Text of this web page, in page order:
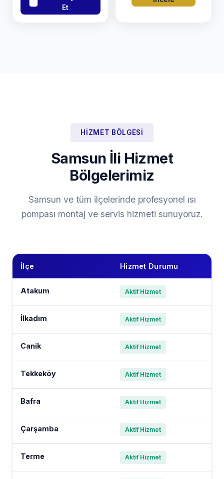
Et
HIZMET BÖLGESI
Samsun İli Hizmet
Bölgelerimiz
Samsun ve tüm ilçelerinde profesyonel ısı
pompası montaj ve servis hizmeti sunuyoruz.
İlçe Hizmet Durumu
Atakum Aktif Hizmet
İlkadım Aktif Hizmet
Canik Aktif Hizmet
Tekkeköy Aktif Hizmet
Bafra Aktif Hizmet
Çarşamba Aktif Hizmet
Terme Aktif Hizmet